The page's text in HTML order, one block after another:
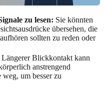
zu lesen: Sie könnten
übersehen, die
sollten zu reden oder
Längerer Blickkontakt kann
anstrengend
um besser zu